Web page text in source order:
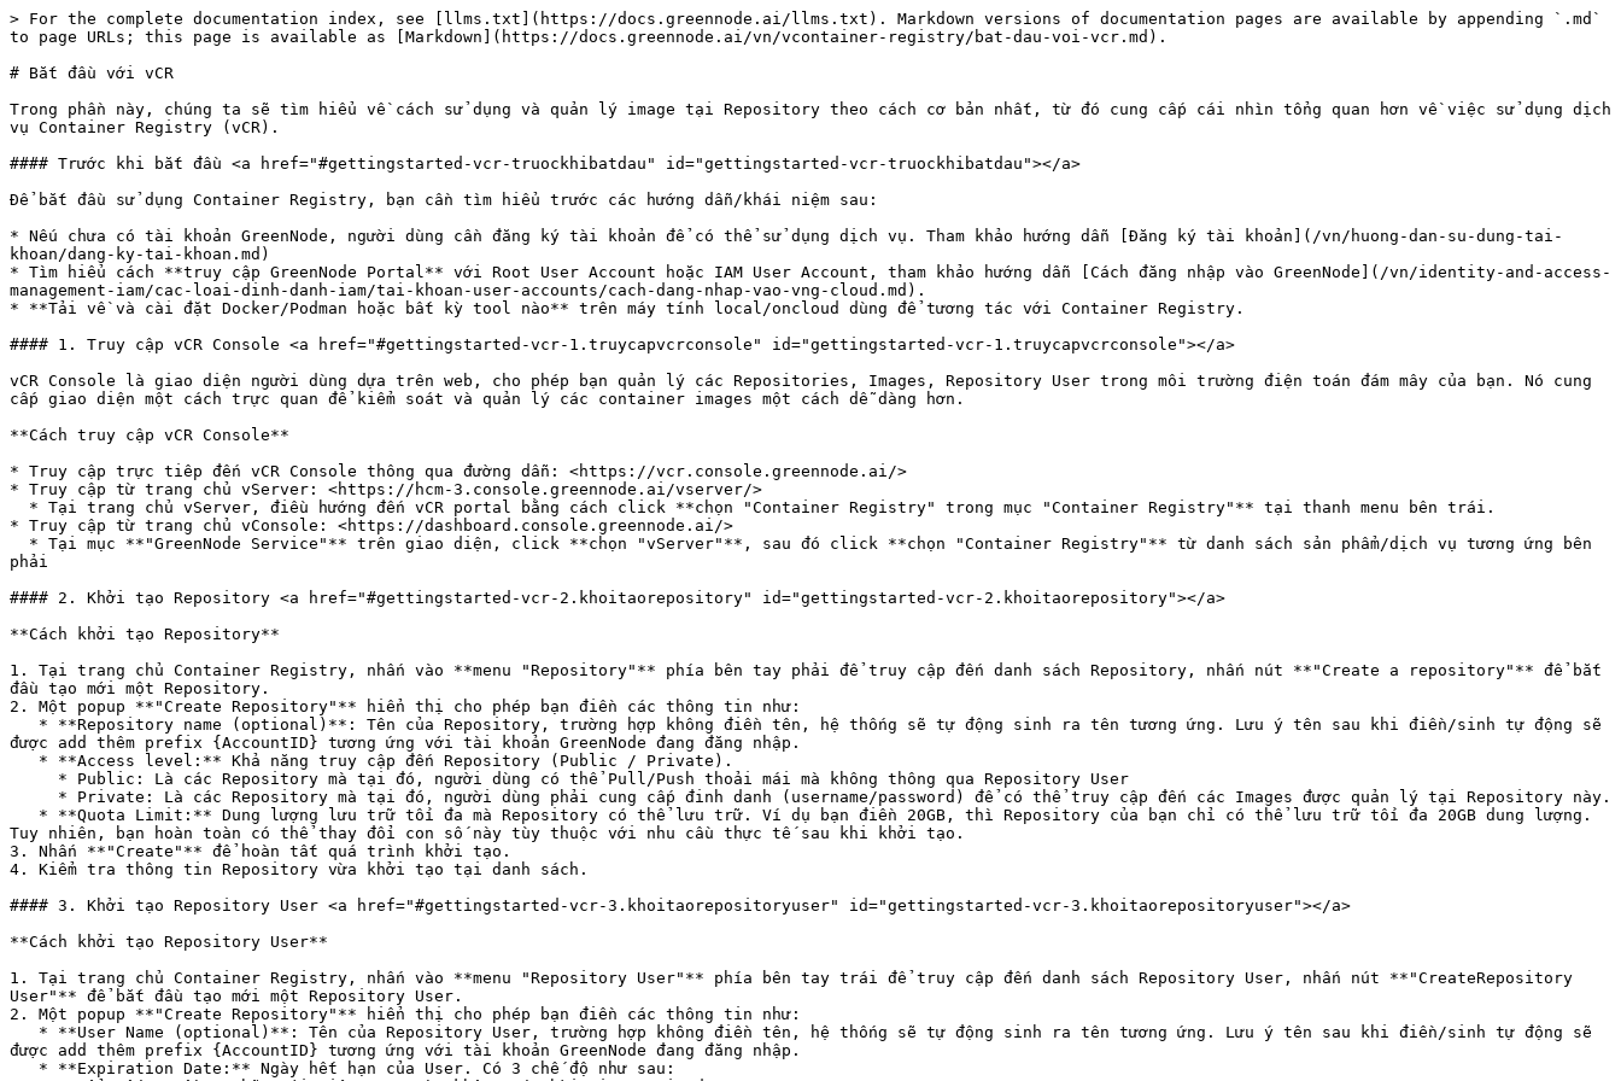
> For the complete documentation index, see [llms.txt](https://docs.greennode.ai/llms.txt). Markdown versions of documentation pages are available by appending `.md`
to page URLs; this page is available as [Markdown](https://docs.greennode.ai/vn/vcontainer-registry/bat-dau-voi-vcr.md).
# Bắt đầu với vCR
Trong phần này, chúng ta sẽ tìm hiểu về cách sử dụng và quản lý image tại Repository theo cách cơ bản nhất, từ đó cung cấp cái nhìn tổng quan hơn về việc sử dụng dịch
vụ Container Registry (vCR).
#### Trước khi bắt đầu <a href="#gettingstarted-vcr-truockhibatdau" id="gettingstarted-vcr-truockhibatdau"></a>
Để bắt đầu sử dụng Container Registry, bạn cần tìm hiểu trước các hướng dẫn/khái niệm sau:
* Nếu chưa có tài khoản GreenNode, người dùng cần đăng ký tài khoản để có thể sử dụng dịch vụ. Tham khảo hướng dẫn [Đăng ký tài khoản](/vn/huong-dan-su-dung-tai-
khoan/dang-ky-tai-khoan.md)
* Tìm hiểu cách **truy cập GreenNode Portal** với Root User Account hoặc IAM User Account, tham khảo hướng dẫn [Cách đăng nhập vào GreenNode](/vn/identity-and-access-
management-iam/cac-loai-dinh-danh-iam/tai-khoan-user-accounts/cach-dang-nhap-vao-vng-cloud.md).
* **Tải về và cài đặt Docker/Podman hoặc bất kỳ tool nào** trên máy tính local/oncloud dùng để tương tác với Container Registry.
#### 1. Truy cập vCR Console <a href="#gettingstarted-vcr-1.truycapvcrconsole" id="gettingstarted-vcr-1.truycapvcrconsole"></a>
vCR Console là giao diện người dùng dựa trên web, cho phép bạn quản lý các Repositories, Images, Repository User trong môi trường điện toán đám mây của bạn. Nó cung
cấp giao diện một cách trực quan để kiểm soát và quản lý các container images một cách dễ dàng hơn.
**Cách truy cập vCR Console**
* Truy cập trực tiêp đến vCR Console thông qua đường dẫn: <https://vcr.console.greennode.ai/>
* Truy cập từ trang chủ vServer: <https://hcm-3.console.greennode.ai/vserver/>
* Truy cập từ trang chủ vConsole: <https://dashboard.console.greennode.ai/>
phải
#### 2. Khởi tạo Repository <a href="#gettingstarted-vcr-2.khoitaorepository" id="gettingstarted-vcr-2.khoitaorepository"></a>
**Cách khởi tạo Repository**
1. Tại trang chủ Container Registry, nhấn vào **menu "Repository"** phía bên tay phải để truy cập đến danh sách Repository, nhấn nút **"Create a repository"** để bắt
đầu tạo mới một Repository.
2. Một popup **"Create Repository"** hiển thị cho phép bạn điền các thông tin như:
được add thêm prefix {AccountID} tương ứng với tài khoản GreenNode đang đăng nhập.
Tuy nhiên, bạn hoàn toàn có thể thay đổi con số này tùy thuộc với nhu cầu thực tế sau khi khởi tạo.
3. Nhấn **"Create"** để hoàn tất quá trình khởi tạo.
4. Kiểm tra thông tin Repository vừa khởi tạo tại danh sách.
#### 3. Khởi tạo Repository User <a href="#gettingstarted-vcr-3.khoitaorepositoryuser" id="gettingstarted-vcr-3.khoitaorepositoryuser"></a>
**Cách khởi tạo Repository User**
1. Tại trang chủ Container Registry, nhấn vào **menu "Repository User"** phía bên tay trái để truy cập đến danh sách Repository User, nhấn nút **"CreateRepository
User"** để bắt đầu tạo mới một Repository User.
2. Một popup **"Create Repository"** hiển thị cho phép bạn điền các thông tin như:
được add thêm prefix {AccountID} tương ứng với tài khoản GreenNode đang đăng nhập.